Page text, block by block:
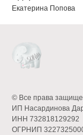
Екатерина Попова
© Все права
ИП Насардинова
ИНН 732818129292
ОГРНИП